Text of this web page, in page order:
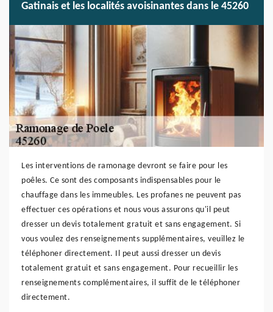
Gatinais et les localités avoisinantes dans le 45260
Les interventions de ramonage devront se faire pour les
poêles. Ce sont des composants indispensables pour le
chauffage dans les immeubles. Les profanes ne peuvent pas
effectuer ces opérations et nous vous assurons qu'il peut
dresser un devis totalement gratuit et sans engagement. Si
vous voulez des renseignements supplémentaires, veuillez le
téléphoner directement. Il peut aussi dresser un devis
totalement gratuit et sans engagement. Pour recueillir les
renseignements complémentaires, il suffit de le téléphoner
directement.